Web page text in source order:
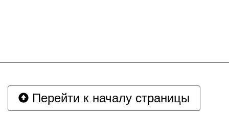
Перейти к началу страницы